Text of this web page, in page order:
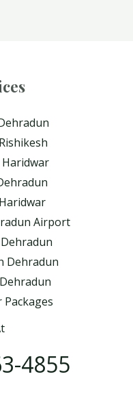
Airport
Dehradun
4855